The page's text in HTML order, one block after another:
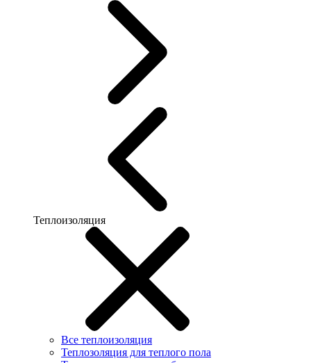
Теплоизоляция
Все теплоизоляция
Теплозоляция для теплого пола